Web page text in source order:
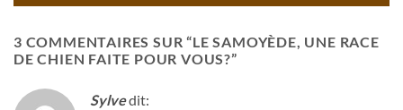
3 COMMENTAIRES SUR “LE SAMOYÈDE, UNE RACE
DE CHIEN FAITE POUR VOUS?”
Sylvedit: